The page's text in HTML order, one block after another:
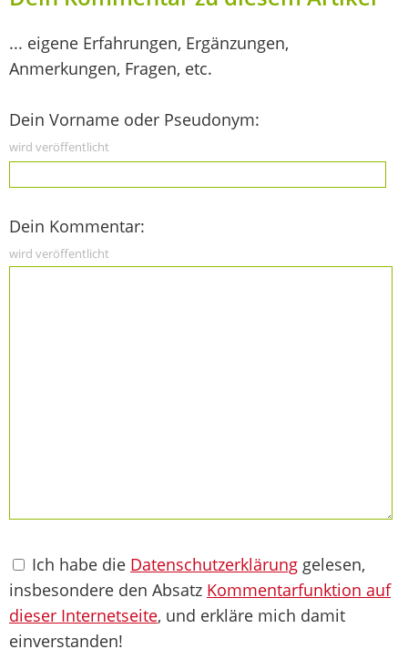
... eigene Erfahrungen, Ergänzungen,
Anmerkungen, Fragen, etc.
Dein Vorname oder Pseudonym:
wird veröffentlicht
Dein Kommentar:
wird veröffentlicht
Ich habe die Datenschutzerklärung gelesen,
insbesondere den Absatz Kommentarfunktion auf
dieser Internetseite, und erkläre mich damit
einverstanden!